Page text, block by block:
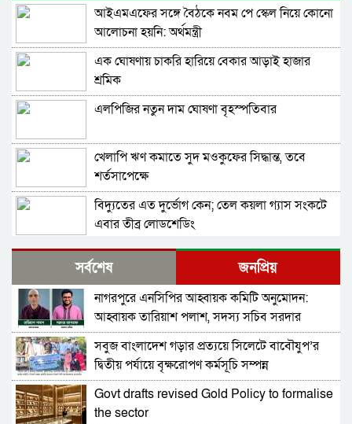
আইএমএফের সঙ্গে বৈঠকে নবম পে স্কেল নিয়ে কোনো
আলোচনা হয়নি: অর্থমন্ত্রী
এক ঘোষণায় চাকরি হারিয়ে বেকার আড়াই হাজার
শ্রমিক
এলপিজির নতুন দাম ঘোষণা বৃহস্পতিবার
খেলাপি ঋণ কমাতে সুদ মওকুফের সিদ্ধান্ত, তবে
শর্তসাপেক্ষে
বিদ্যুতের এত দুর্ভোগ কেন; তেল কয়লা গ্যাস সংকটে
এবার তীব্র লোডশেডিং
বাংলাদেশ-পাকিস্তান দ্বিপাক্ষিক বাণিজ্য সহযোগিতা
বাড়ানোর উদ্যোগ
বিশ্বব্যাংক বাংলাদেশকে ১১০ কোটি ডলার দিচ্ছে
একের পর এক বন্ধ হচ্ছে পোশাক কারখানা
সঞ্চয়পত্র বিক্রিতে ব্যাংকগুলোকে নতুন নির্দেশনা
সর্বশেষ জনপ্রিয়
নাগরপুরে এনসিপির আহ্বায়ক কমিটি অনুমোদন:
আহ্বায়ক তারিয়াশ পলাশ, সদস্য সচিব সরদার
আশরাফ
সবুজ বাংলাদেশ গড়ার প্রত্যয়ে সিলেটে বাবৌযুপ’র
দ্বিতীয় পর্যায়ে বৃক্ষরোপণ কর্মসূচি সম্পন্ন
Govt drafts revised Gold Policy to formalise
the sector